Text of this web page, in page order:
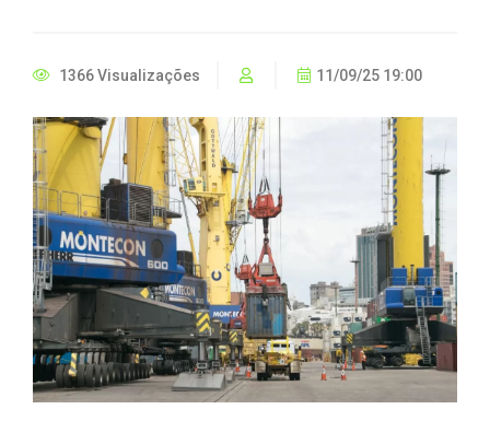
1366 Visualizações 11/09/25 19:00